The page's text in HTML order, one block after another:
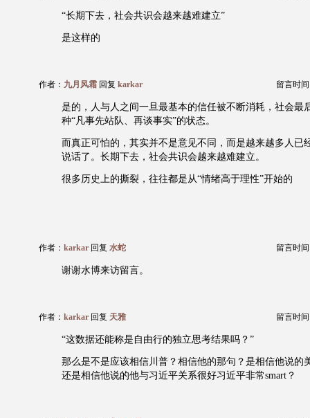
“长期下去，社会共识会越来越难建立”
是这样的
作者： 九月风霜 回复 karkar 留言时间
是的，人与人之间一旦最基本的信任被不断消耗，社会最
种“凡事先站队、再谈事实”的状态。
而真正可怕的，其实并不是意见不同，而是越来越多人已
说话了。长期下去，社会共识会越来越难建立。
很多历史上的撕裂，往往都是从“情绪高于理性”开始的
作者： karkar 回复 水蛇 留言时间
谢谢水博来访留言。
作者： karkar 回复 天雅 留言时间
“这数据还能称是自由行的独立思考结果吗？”
那么是不是应该相信川普？相信他的那句？是相信他说的
还是相信他说的他与习近平关系很好习近平非常smart？